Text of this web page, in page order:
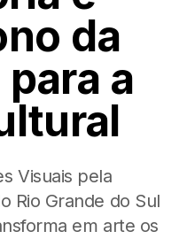
da
a
Visuais pela
Rio Grande do Sul
em arte os